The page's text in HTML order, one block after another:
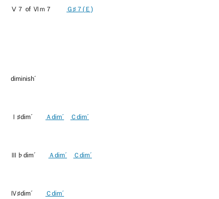
Ⅴ７ of Ⅵｍ７ Ｇ♯７(Ｅ)
diminish´
Ⅰ♯dim´ Ａdim´ Ｃdim´
Ⅲ♭dim´ Ａdim´ Ｃdim´
Ⅳ♯dim´ Ｃdim´